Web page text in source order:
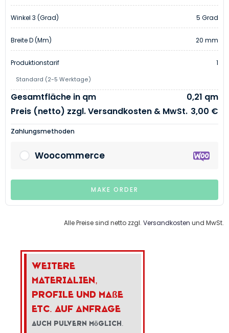
Winkel 3 (Grad) 5 Grad
Breite D (mm) 20 mm
Produktionstarif
Standard (2-5 Werktage)
1
Gesamtfläche in qm
0,21 qm
Preis (netto) zzgl. Versandkosten & MwSt. 3,00 €
Zahlungsmethoden
Woocommerce
MAKE ORDER
Alle Preise sind netto zzgl. Versandkosten und MwSt.
Weitere
Materialien,
Profile und Maße
etc. auf Anfrage
Auch Pulvern möglich.